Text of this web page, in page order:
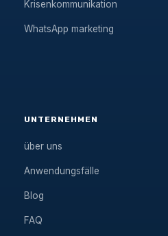
Krisenkommunikation
WhatsApp marketing
UNTERNEHMEN
über uns
Anwendungsfälle
Blog
FAQ